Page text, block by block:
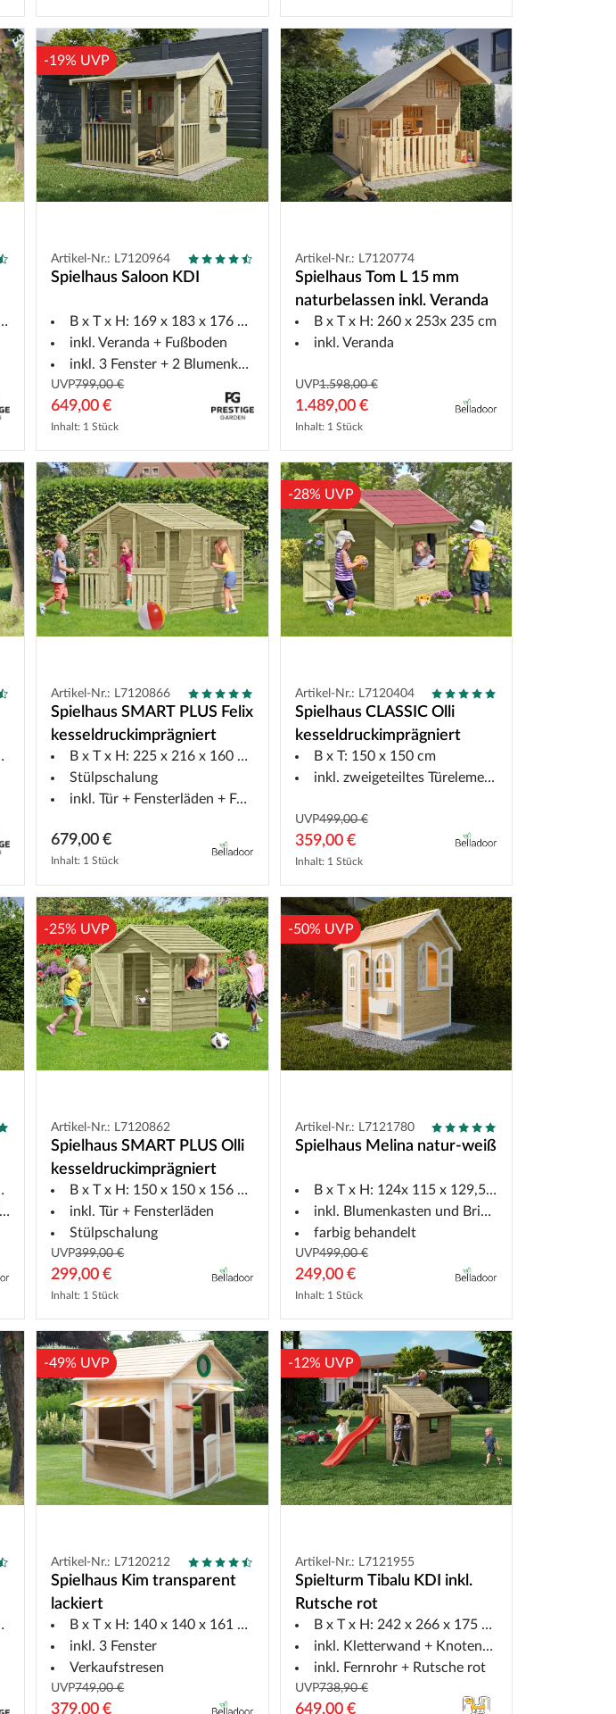
-19% UVP
Artikel-Nr.: L7120964
Spielhaus Saloon KDI
B x T x H: 169 x 183 x 176 cm
inkl. Veranda + Fußboden
inkl. 3 Fenster + 2 Blumenkästen
UVP799,00 €
649,00 €
Inhalt: 1 Stück
Artikel-Nr.: L7120774
Spielhaus Tom L 15 mm
naturbelassen inkl. Veranda
B x T x H: 260 x 253x 235 cm
inkl. Veranda
UVP1.598,00 €
1.489,00 €
Inhalt: 1 Stück
Artikel-Nr.: L7120866
Spielhaus SMART PLUS Felix
kesseldruckimprägniert
B x T x H: 225 x 216 x 160 cm
Stülpschalung
inkl. Tür + Fensterläden + Fußboden
679,00 €
Inhalt: 1 Stück
-28% UVP
Artikel-Nr.: L7120404
Spielhaus CLASSIC Olli
kesseldruckimprägniert
B x T: 150 x 150 cm
inkl. zweigeteiltes Türelement und Fensterläden
UVP499,00 €
359,00 €
Inhalt: 1 Stück
-25% UVP
Artikel-Nr.: L7120862
Spielhaus SMART PLUS Olli
kesseldruckimprägniert
B x T x H: 150 x 150 x 156 cm
inkl. Tür + Fensterläden
Stülpschalung
UVP399,00 €
299,00 €
Inhalt: 1 Stück
-50% UVP
Artikel-Nr.: L7121780
Spielhaus Melina natur-weiß
B x T x H: 124x 115 x 129,5 cm
inkl. Blumenkasten und Briefkastenschlitz
farbig behandelt
UVP499,00 €
249,00 €
Inhalt: 1 Stück
-49% UVP
Artikel-Nr.: L7120212
Spielhaus Kim transparent
lackiert
B x T x H: 140 x 140 x 161 cm
inkl. 3 Fenster
Verkaufstresen
UVP749,00 €
379,00 €
-12% UVP
Artikel-Nr.: L7121955
Spielturm Tibalu KDI inkl.
Rutsche rot
B x T x H: 242 x 266 x 175 cm
inkl. Kletterwand + Knotenseil
inkl. Fernrohr + Rutsche rot
UVP738,90 €
649,00 €